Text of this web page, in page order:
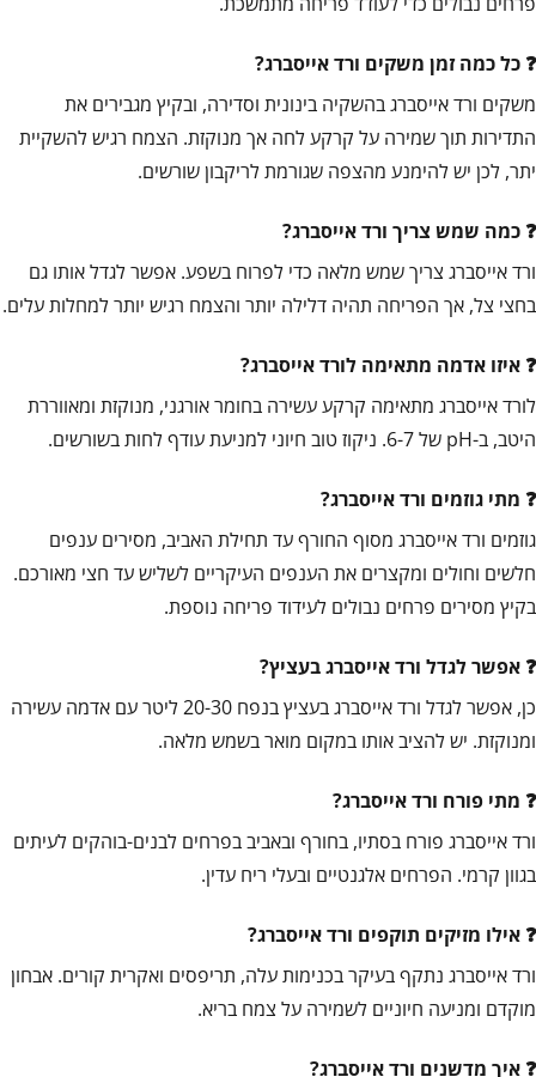
כל כמה זמן משקים ורד אייסברג?
משקים ורד אייסברג בהשקיה בינונית וסדירה, ובקיץ מגבירים את
התדירות תוך שמירה על קרקע לחה אך מנוקזת. הצמח רגיש להשקיית
יתר, לכן יש להימנע מהצפה שגורמת לריקבון שורשים.
כמה שמש צריך ורד אייסברג?
ורד אייסברג צריך שמש מלאה כדי לפרוח בשפע. אפשר לגדל אותו גם
בחצי צל, אך הפריחה תהיה דלילה יותר והצמח רגיש יותר למחלות עלים.
איזו אדמה מתאימה לורד אייסברג?
לורד אייסברג מתאימה קרקע עשירה בחומר אורגני, מנוקזת ומאווררת
היטב, ב-pH של 6-7. ניקוז טוב חיוני למניעת עודף לחות בשורשים.
מתי גוזמים ורד אייסברג?
גוזמים ורד אייסברג מסוף החורף עד תחילת האביב, מסירים ענפים
חלשים וחולים ומקצרים את הענפים העיקריים לשליש עד חצי מאורכם.
בקיץ מסירים פרחים נבולים לעידוד פריחה נוספת.
אפשר לגדל ורד אייסברג בעציץ?
כן, אפשר לגדל ורד אייסברג בעציץ בנפח 20-30 ליטר עם אדמה עשירה
ומנוקזת. יש להציב אותו במקום מואר בשמש מלאה.
מתי פורח ורד אייסברג?
ורד אייסברג פורח בסתיו, בחורף ובאביב בפרחים לבנים-בוהקים לעיתים
בגוון קרמי. הפרחים אלגנטיים ובעלי ריח עדין.
אילו מזיקים תוקפים ורד אייסברג?
ורד אייסברג נתקף בעיקר בכנימות עלה, תריפסים ואקרית קורים. אבחון
מוקדם ומניעה חיוניים לשמירה על צמח בריא.
איך מדשנים ורד אייסברג?